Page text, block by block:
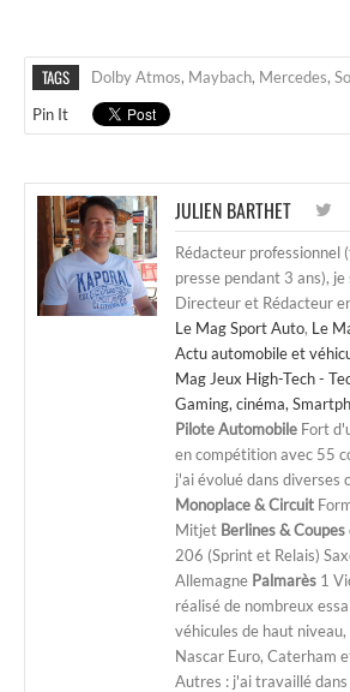
TAGS Dolby Atmos, Maybach, Mercedes,
Pin It
JULIEN BARTHET
Rédacteur professionnel
presse pendant 3 ans), je
Directeur et Rédacteur
Le Mag Sport Auto, Le
Actu automobile et
Mag Jeux High-Tech -
Gaming, cinéma,
Pilote Automobile Fort
en compétition avec 55
j'ai évolué dans diverses
Monoplace & Circuit
Mitjet Berlines &
206 (Sprint et Relais)
Allemagne Palmarès 1
réalisé de nombreux
véhicules de haut
Nascar Euro, Caterham
Autres : j'ai travaillé dans